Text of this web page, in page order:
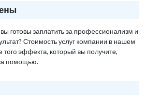
готовы заплатить за профессионализм и
Стоимость услуг компании в нашем
того эффекта, который вы получите,
помощью.